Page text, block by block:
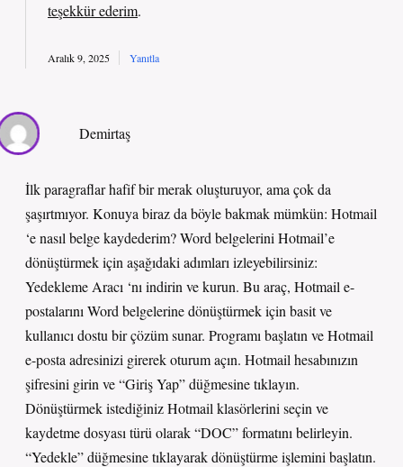
teşekkür ederim.
Aralık 9, 2025 Yanıtla
Demirtaş
İlk paragraflar hafif bir merak oluşturuyor, ama çok da
şaşırtmıyor. Konuya biraz da böyle bakmak mümkün: Hotmail
‘e nasıl belge kaydederim? Word belgelerini Hotmail’e
dönüştürmek için aşağıdaki adımları izleyebilirsiniz:
Yedekleme Aracı ‘nı indirin ve kurun. Bu araç, Hotmail e-
postalarını Word belgelerine dönüştürmek için basit ve
kullanıcı dostu bir çözüm sunar. Programı başlatın ve Hotmail
e-posta adresinizi girerek oturum açın. Hotmail hesabınızın
şifresini girin ve “Giriş Yap” düğmesine tıklayın.
Dönüştürmek istediğiniz Hotmail klasörlerini seçin ve
kaydetme dosyası türü olarak “DOC” formatını belirleyin.
“Yedekle” düğmesine tıklayarak dönüştürme işlemini başlatın.